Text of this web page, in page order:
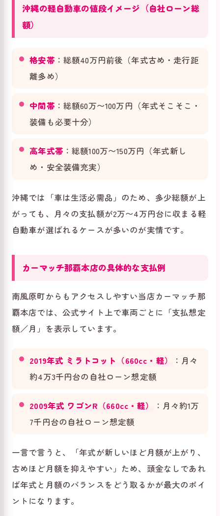
沖縄の軽自動車の値段イメージ（自社ローン総
額）
格安帯 ：総額40万円前後（年式古め・走行距
離多め）
中間帯 ：総額60万〜100万円（年式そこそこ・
装備も必要十分）
高年式帯 ：総額100万〜150万円（年式新し
め・安全装備充実）
沖縄では「車は生活必需品」のため、多少総額が上
がっても、月々の支払額が2万〜4万円台に収まる軽
自動車が選ばれるケースが多いのが実情です。
カーマッチ那覇本店の具体的な支払例
南風原町からもアクセスしやすい当店カーマッチ那
覇本店では、公式サイト上で車両ごとに「支払想定
額／月」を表示しています。
2019年式 ミラトコット（660cc・軽）
：月々
約4万3千円台の自社ローン想定額
2009年式 ワゴンR（660cc・軽）
：月々約1万
7千円台の自社ローン想定額
一言で言うと、「年式が新しいほど月額が上がり、
古めほど月額を抑えやすい」ため、頭金なしであれ
ば年式と月額のバランスをどう取るかが最大のポイ
ントになります。